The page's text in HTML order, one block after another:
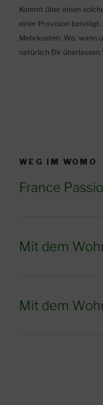
Kommt über einen
einer Provision
Mehrkosten. Wo, wann
natürlich Dir
WEG IM WOMO
France
Mit dem
Mit dem